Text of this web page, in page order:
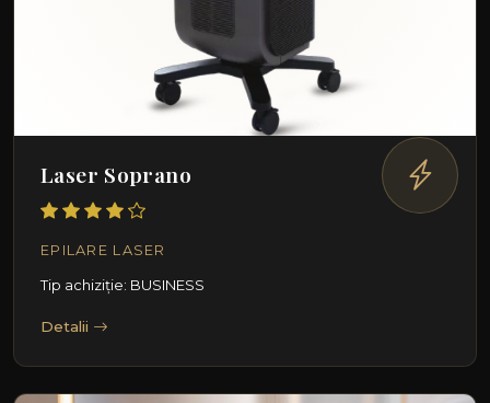
Laser Soprano
EPILARE LASER
Tip achiziție: BUSINESS
Detalii